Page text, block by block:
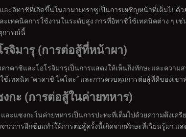
ละอิทาชิที่เกิดขึ้นในอามาเทราซูเป็นการเผชิญหน้าที่เต็มไป
ะเทคนิคการใช้งานในระดับสูง การที่อิทาชิใช้เทคนิคต่าง ๆ
การณ์นี้
จิมารุ (การต่อสู้ที่หน้าผา)
าคาชิและโอโรจิมารุเป็นการแสดงให้เห็นถึงทักษะและคว
ช้เทคนิค “คาคาชิ โคโดะ” และการควบคุมการต่อสู้ที่ดีของเ
กะ (การต่อสู้ในค่ายทหาร)
ละแซงกะในค่ายทหารเป็นการปะทะที่เต็มไปด้วยความตึงเ
ากการฝึกซ้อมทำให้การต่อสู้ครั้งนี้เกิดจากทักษะที่เรียนรู้มา